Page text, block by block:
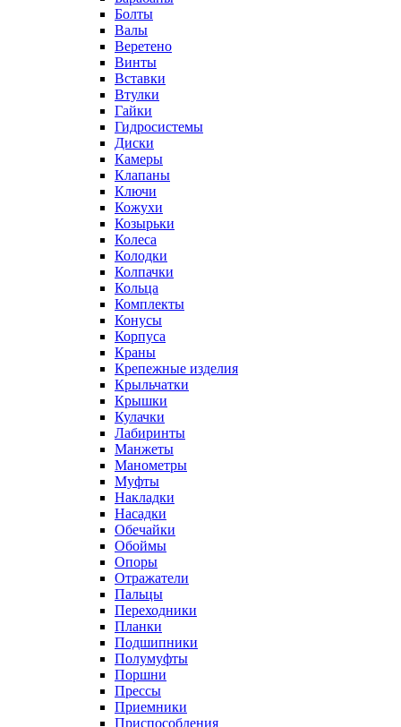
Болты
Валы
Веретено
Винты
Вставки
Втулки
Гайки
Гидросистемы
Диски
Камеры
Клапаны
Ключи
Кожухи
Козырьки
Колеса
Колодки
Колпачки
Кольца
Комплекты
Конусы
Корпуса
Краны
Крепежные изделия
Крыльчатки
Крышки
Кулачки
Лабиринты
Манжеты
Манометры
Муфты
Накладки
Насадки
Обечайки
Обоймы
Опоры
Отражатели
Пальцы
Переходники
Планки
Подшипники
Полумуфты
Поршни
Прессы
Приемники
Приспособления